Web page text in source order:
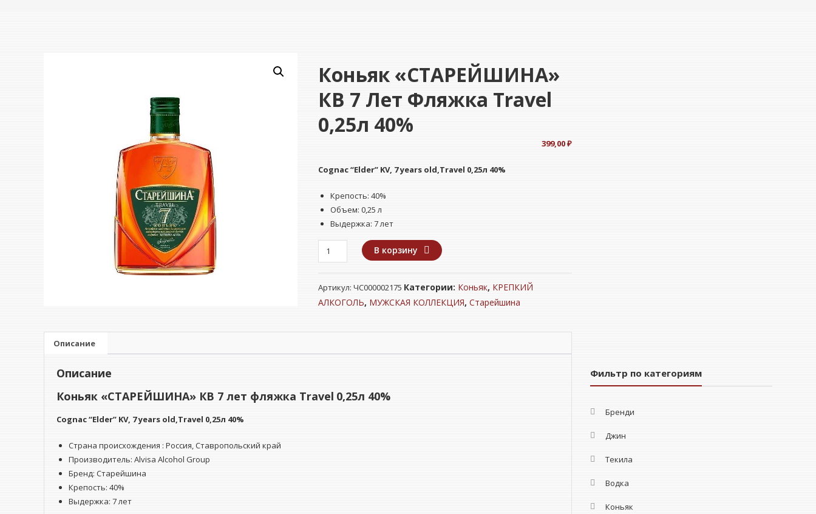
Коньяк «СТАРЕЙШИНА»
КВ 7 Лет Фляжка Travel
0,25л 40%
399,00₽
Cognac“Elder” KV, 7 years old,Travel 0,25л 40%
Крепость: 40%
Объем: 0,25 л
Выдержка: 7 лет
Количество
товара
Коньяк
"СТАРЕЙШИНА"
КВ
лет
Travel
В корзину
Артикул:ЧС000002175 Категории: Коньяк, КРЕПКИЙ
АЛКОГОЛЬ, МУЖСКАЯ КОЛЛЕКЦИЯ,Старейшина
Описание
Описание
Коньяк «СТАРЕЙШИНА» КВ 7 лет фляжка Travel 0,25л 40%
Cognac“Elder” KV, 7 years old,Travel 0,25л 40%
Страна происхождения : Россия, Ставропольский край
Производитель: Alvisa Alcohol Group
Бренд: Старейшина
Крепость: 40%
Выдержка: 7 лет
Фильтр по категориям
Бренди
Джин
Текила
Водка
Коньяк